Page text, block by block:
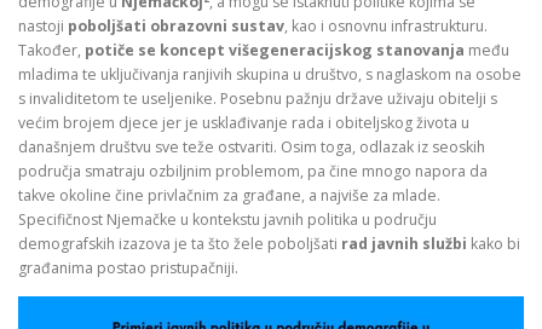
nastoji poboljšati obrazovni sustav, kao i osnovnu infrastrukturu.
Također, potiče se koncept višegeneracijskog stanovanja među
mladima te uključivanja ranjivih skupina u društvo, s naglaskom na osobe
s invaliditetom te useljenike. Posebnu pažnju države uživaju obitelji s
većim brojem djece jer je usklađivanje rada i obiteljskog života u
današnjem društvu sve teže ostvariti. Osim toga, odlazak iz seoskih
područja smatraju ozbiljnim problemom, pa čine mnogo napora da
takve okoline čine privlačnim za građane, a najviše za mlade.
Specifičnost Njemačke u kontekstu javnih politika u području
demografskih izazova je ta što žele poboljšati rad javnih službi kako bi
građanima postao pristupačniji.